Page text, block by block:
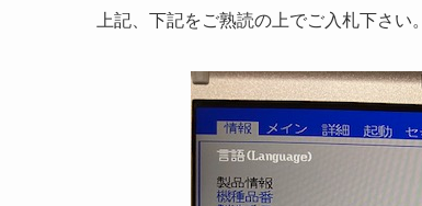
上記、下記をご熟読の上でご入札下さい。